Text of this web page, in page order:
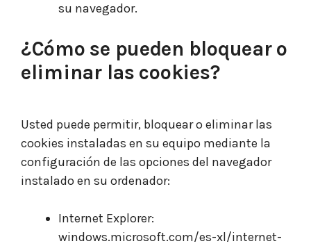
su navegador.
¿Cómo se pueden bloquear o
eliminar las cookies?
Usted puede permitir, bloquear o eliminar las
cookies instaladas en su equipo mediante la
configuración de las opciones del navegador
instalado en su ordenador:
Internet Explorer:
windows.microsoft.com/es-xl/internet-